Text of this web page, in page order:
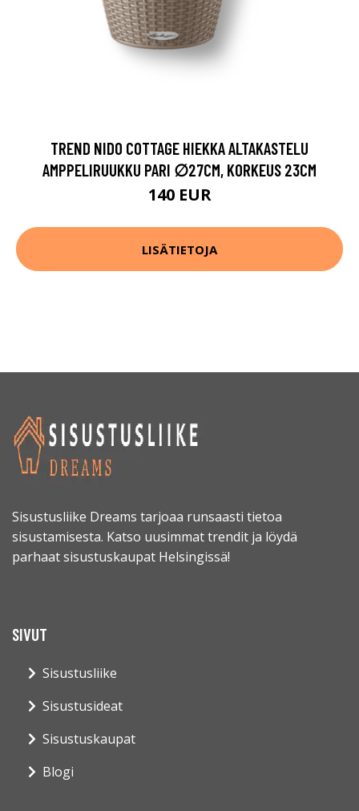
TREND NIDO COTTAGE HIEKKA ALTAKASTELU
AMPPELIRUUKKU PARI ∅27CM, KORKEUS 23CM
140 EUR
LISÄTIETOJA
Sisustusliike Dreams tarjoaa runsaasti tietoa
sisustamisesta. Katso uusimmat trendit ja löydä
parhaat sisustuskaupat Helsingissä!
SIVUT
Sisustusliike
Sisustusideat
Sisustuskaupat
Blogi